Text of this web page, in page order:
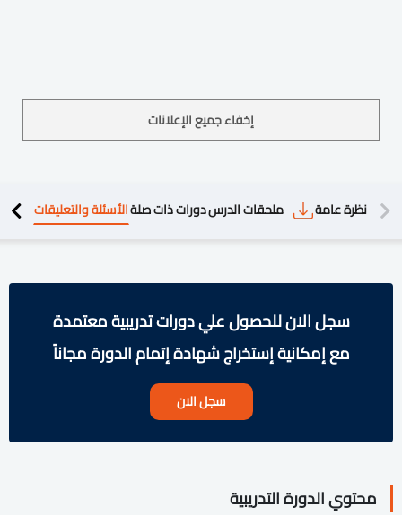
إخفاء جميع الإعلانات
نظرة عامة ملحقات الدرسدورات ذات صلةالأسئلة والتعليقات
سجل الان للحصول علي دورات تدريبية معتمدة
مع إمكانية إستخراج شهادة إتمام الدورة مجاناً
سجل الان
محتوي الدورة التدريبية